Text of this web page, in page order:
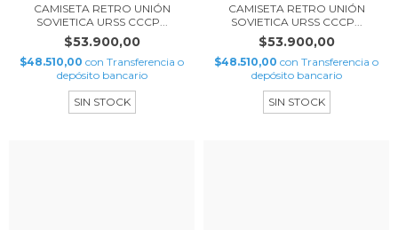
CAMISETA RETRO UNIÓN
SOVIETICA URSS CCCP...
$53.900,00
$48.510,00 con Transferencia o
depósito bancario
SIN STOCK
CAMISETA RETRO UNIÓN
SOVIETICA URSS CCCP...
$53.900,00
$48.510,00 con Transferencia o
depósito bancario
SIN STOCK